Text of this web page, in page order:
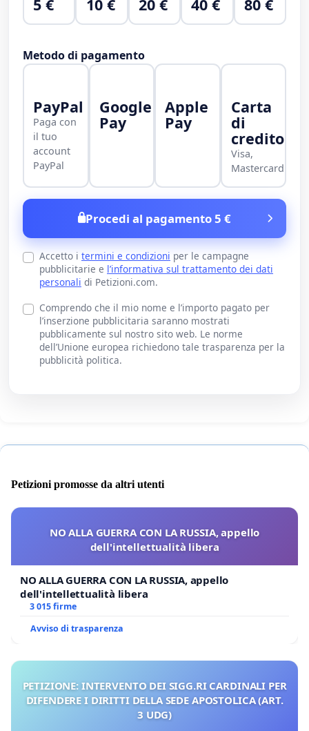
5 € 10 € 20 € 40 € 80 €
Metodo di pagamento
PayPal
Paga con
il tuo
account
PayPal
Google
Pay
Apple
Pay
Carta
di
credito
Visa,
Mastercard
Procedi al pagamento 5 €
Accetto i termini e condizioni per le campagne
pubblicitarie e l’informativa sul trattamento dei dati
personali di Petizioni.com.
Comprendo che il mio nome e l’importo pagato per
l’inserzione pubblicitaria saranno mostrati
pubblicamente sul nostro sito web. Le norme
dell’Unione europea richiedono tale trasparenza per la
pubblicità politica.
Petizioni promosse da altri utenti
NO ALLA GUERRA CON LA RUSSIA, appello
dell'intellettualità libera
NO ALLA GUERRA CON LA RUSSIA, appello
dell'intellettualità libera
3 015 firme
Avviso di trasparenza
PETIZIONE: INTERVENTO DEI SIGG.RI CARDINALI PER
DIFENDERE I DIRITTI DELLA SEDE APOSTOLICA (ART.
3 UDG)